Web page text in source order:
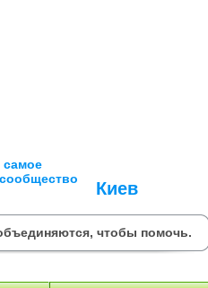
Киев
чтобы помочь.